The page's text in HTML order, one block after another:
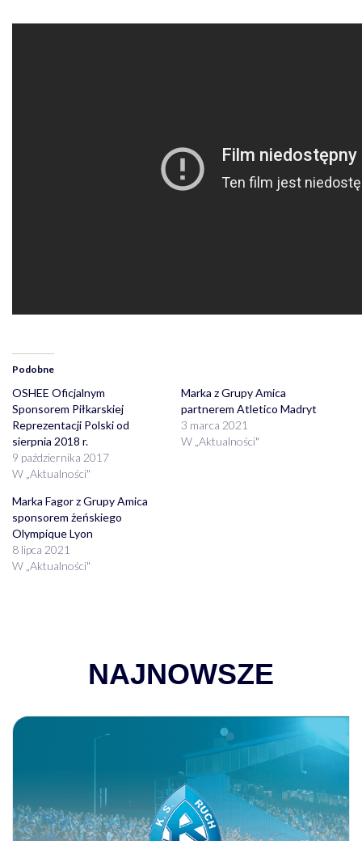
Podobne
OSHEE Oficjalnym
Sponsorem Piłkarskiej
Reprezentacji Polski od
sierpnia 2018 r.
9 października 2017
W „Aktualności"
Marka z Grupy Amica
partnerem Atletico Madryt
3 marca 2021
W „Aktualności"
Marka Fagor z Grupy Amica
sponsorem żeńskiego
Olympique Lyon
8 lipca 2021
W „Aktualności"
NAJNOWSZE